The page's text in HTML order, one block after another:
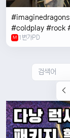
#imaginedragons
#coldplay #rock
#concert
M 1번가PD